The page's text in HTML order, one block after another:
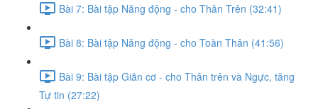
Bài 7: Bài tập Năng động - cho Thân Trên (32:41)
Bài 8: Bài tập Năng động - cho Toàn Thân (41:56)
Bài 9: Bài tập Giãn cơ - cho Thân trên và Ngực, tăng
Tự tin (27:22)